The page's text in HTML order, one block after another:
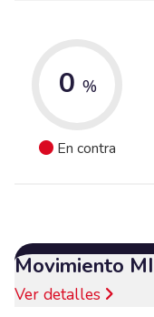
0 %
En contra
Movimiento
Ver detalles